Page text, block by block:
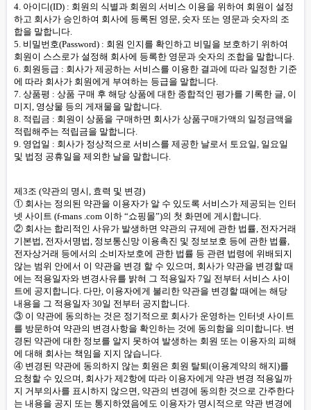
4. 아이디(ID) : 회원의 식별과 회원의 서비스 이용을 위하여 회원이 설정
하고 회사가 승인하여 회사에 등록된 영문, 숫자 또는 영문과 숫자의 조
합을 말합니다.
5. 비밀번호(Password) : 회원 인지를 확인하고 비밀을 보호하기 위하여
회원이 스스로가 설정해 회사에 등록한 영문과 숫자의 조합을 말합니다.
6. 회원등급 : 회사가 제공하는 서비스를 이용한 결과에 따라 일정한 기준
에 따라 회사가 회원에게 부여하는 등급을 말합니다.
7. 상품평 : 상품 구매 후 해당 상품에 대한 종합적인 평가를 기록한 글, 이
미지, 영상물 등의 게재물을 말합니다.
8. 적립금 : 회원이 상품을 구매하면 회사가 상품구매가액의 일정금액을
적립해주는 적립금을 말합니다.
9. 영업일 : 회사가 정상적으로 서비스를 제공한 날로서 토요일, 일요일
및 법정 공휴일을 제외한 날을 말합니다.
제3조 (약관의 명시, 효력 및 변경)
① 회사는 정의된 약관을 이용자가 알 수 있도록 서비스가 제공되는 인터
넷 사이트 (f-mans .com 이하 “쇼핑몰”)의 첫 화면에 게시합니다.
② 회사는 합리적인 사유가 발생하면 약관의 규제에 관한 법률, 전자거래
기본법, 전자서명법, 정보통신망 이용촉진 및 정보보호 등에 관한 법률,
전자상거래 등에서의 소비자보호에 관한 법률 등 관련 법령에 위배되지
않는 범위 안에서 이 약관을 변경 할 수 있으며, 회사가 약관을 변경할 때
에는 적용일자와 변경사유를 밝혀 그 적용일자 7일 전부터 서비스 사이
트에 공지합니다. 다만, 이용자에게 불리한 약관을 변경할 때에는 해당
내용을 그 적용일자 30일 전부터 공지합니다.
③ 이 약관에 동의하는 것은 정기적으로 회사가 운영하는 인터넷 사이트
를 방문하여 약관의 변경사항을 확인하는 것에 동의함을 의미합니다. 변
경된 약관에 대한 정보를 알지 못하여 발생하는 회원 또는 이용자의 피해
에 대해 회사는 책임을 지지 않습니다.
④ 변경된 약관에 동의하지 않는 회원은 회원 탈퇴(이용계약의 해지)를
요청할 수 있으며, 회사가 제2항에 따라 이용자에게 약관 변경 적용일까
지 거부의사를 표시하지 않으면, 약관의 변경에 동의한 것으로 간주한다
는 내용을 공지 또는 통지하였음에도 이용자가 명시적으로 약관 변경에